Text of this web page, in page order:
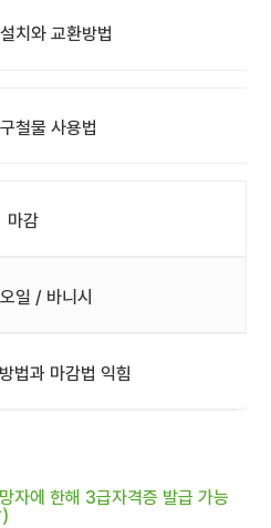
치와 교환방법
철물 사용법
마감
일 / 바니시
법과 마감법 익힘
자에 한해 3급자격증 발급 가능